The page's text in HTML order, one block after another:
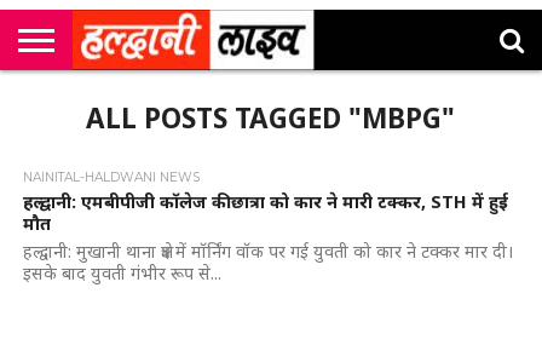
उत्तराखंड
मनोरंजन
सम्पादकीय
अलर्ट्सALL POSTS TAGGED "MBPG"
NAINITAL-HALDWANI NEWS
हल्द्वानी: एमबीपीजी कॉलेज की छात्रा को कार ने मारी टक्कर, STH में हुई
मौत
हल्द्वानी: मुखानी थाना क्षेत्र में मॉर्निंग वॉक पर गई युवती को कार ने टक्कर मार दी।
इसके बाद युवती गंभीर रूप से...